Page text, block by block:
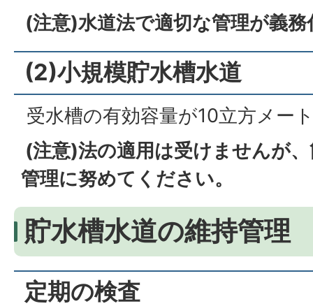
(注意)水道法で適切な管理が義
(2)小規模貯水槽水道
受水槽の有効容量が10立方メー
(注意)法の適用は受けませんが
管理に努めてください。
貯水槽水道の維持管理
定期の検査